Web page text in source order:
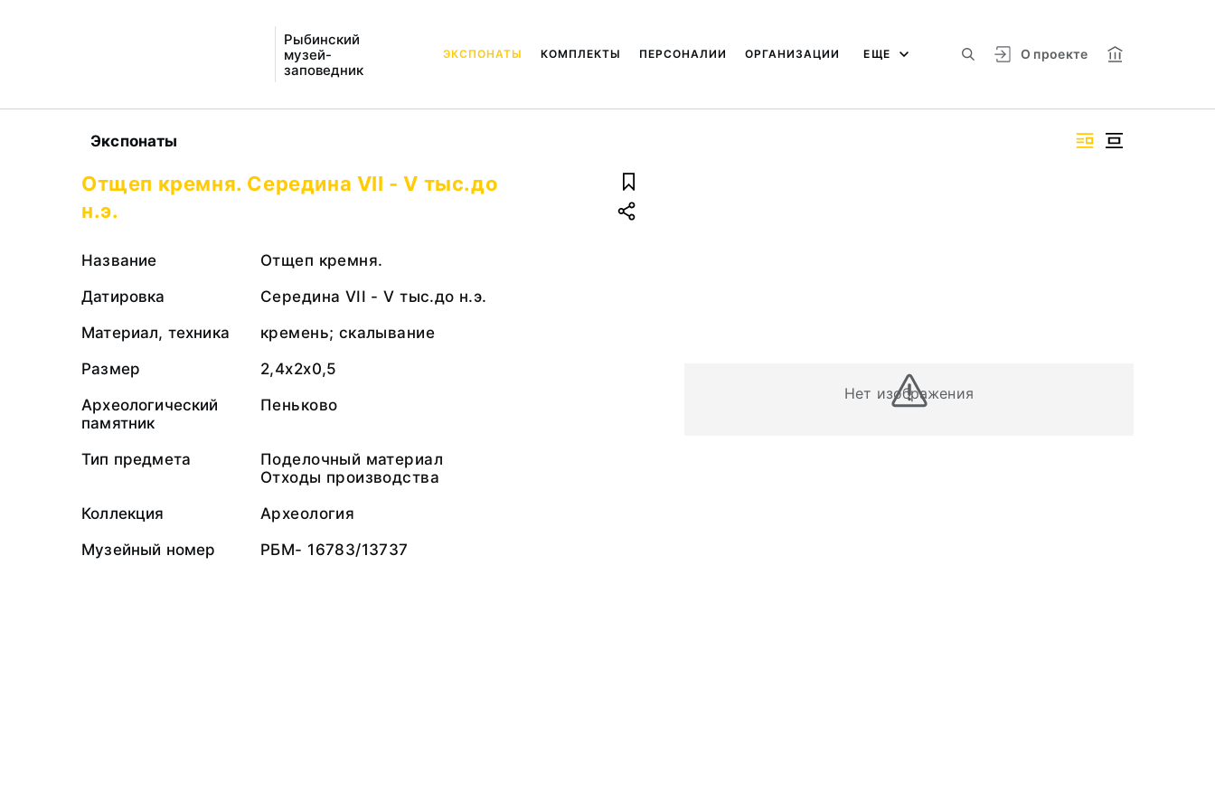
Рыбинский
музей-
заповедник
О проекте
ЭКСПОНАТЫ КОМПЛЕКТЫ ПЕРСОНАЛИИ ОРГАНИЗАЦИИ ЕЩЕ
Экспонаты
Нет изображения
Отщеп кремня. Середина VII - V тыс.до
н.э.
Название
Отщеп кремня.
Датировка
Середина VII - V тыс.до н.э.
Материал, техника
кремень; скалывание
Размер
2,4х2х0,5
Археологический
памятник
Пеньково
Тип предмета
Поделочный материал
Отходы производства
Коллекция
Археология
Музейный номер
РБМ- 16783/13737